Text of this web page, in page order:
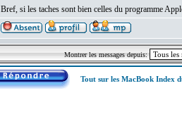
Bref, si les taches sont bien celles du programme
Montrer les messages depuis:
Tout sur les MacBook Index